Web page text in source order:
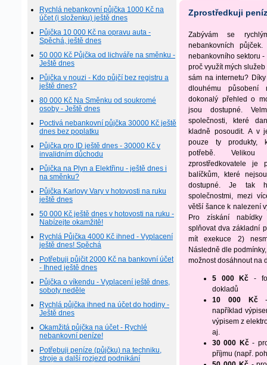
Rychlá nebankovní půjčka 1000 Kč na
účet (i složenku) ještě dnes
Půjčka 10 000 Kč na opravu auta -
Spěchá, ještě dnes
50 000 Kč Půjčka od lichváře na směnku -
Ještě dnes
Půjčka v nouzi - Kdo půjčí bez registru a
ještě dnes?
80 000 Kč Na Směnku od soukromé
osoby - Ještě dnes
Poctivá nebankovní půjčka 30000 Kč ještě
dnes bez poplatku
Půjčka pro ID ještě dnes - 30000 Kč v
invalidním důchodu
Půjčka na Plyn a Elektřinu - ještě dnes i
na směnku?
Půjčka Karlovy Vary v hotovosti na ruku
ještě dnes
50 000 Kč ještě dnes v hotovosti na ruku -
Nabízejte okamžitě!
Rychlá Půjčka 4000 Kč ihned - Vyplacení
ještě dnes! Spěchá
Potřebuji půjčit 2000 Kč na bankovní účet
- Ihned ještě dnes
Půjčka o víkendu - Vyplacení ještě dnes,
soboty neděle
Rychlá půjčka ihned na účet do hodiny -
Ještě dnes
Okamžitá půjčka na účet - Rychlé
nebankovní peníze!
Potřebuji peníze (půjčku) na techniku,
stroje a další rozjezd podnikání
Zprostředkuji
Zabývám se
nebankovních
nebankovního sektoru
proč využít mých
sám na internetu?
dlouhému
dokonalý přehled o
jsou dostupné.
společnosti, které
kladně posoudit. A v
pouze ty produkty,
potřebě. Velikou
zprostředkovatele je
balíčkům, které
dostupné. Je tak
společnostmi, mezi
větší šance k nalezení
Pro získání
splňovat dva základní
mít exekuce 2)
Následně dle
možnost dosáhnout na
5 000 Kč -
dokladů
10 000 Kč-
například
výpisem z
aj.
30 000 Kč-
příjmu (např.